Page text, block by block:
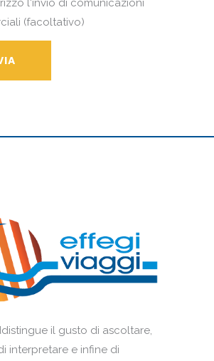
l'invio di comunicazioni
(facoltativo)
il gusto di ascoltare,
interpretare e infine di